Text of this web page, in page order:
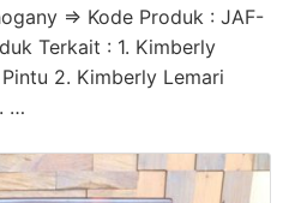
=> Kode Produk : JAF-
Terkait : 1. Kimberly
2. Kimberly Lemari
…